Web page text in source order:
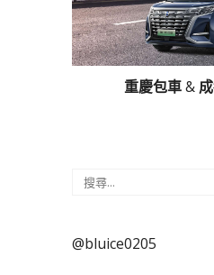
重慶包車&
搜
鍵
@bluice0205